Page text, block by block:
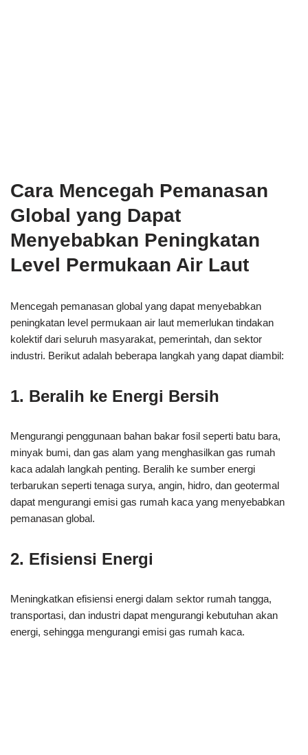
Cara Mencegah Pemanasan
Global yang Dapat
Menyebabkan Peningkatan
Level Permukaan Air Laut
Mencegah pemanasan global yang dapat menyebabkan
peningkatan level permukaan air laut memerlukan tindakan
kolektif dari seluruh masyarakat, pemerintah, dan sektor
industri. Berikut adalah beberapa langkah yang dapat diambil:
1. Beralih ke Energi Bersih
Mengurangi penggunaan bahan bakar fosil seperti batu bara,
minyak bumi, dan gas alam yang menghasilkan gas rumah
kaca adalah langkah penting. Beralih ke sumber energi
terbarukan seperti tenaga surya, angin, hidro, dan geotermal
dapat mengurangi emisi gas rumah kaca yang menyebabkan
pemanasan global.
2. Efisiensi Energi
Meningkatkan efisiensi energi dalam sektor rumah tangga,
transportasi, dan industri dapat mengurangi kebutuhan akan
energi, sehingga mengurangi emisi gas rumah kaca.